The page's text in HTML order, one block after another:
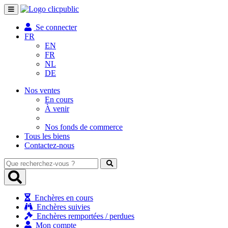
Toggle
navigation
Se connecter
FR
EN
FR
NL
DE
Nos ventes
En cours
À venir
Nos fonds de commerce
Tous les biens
Contactez-nous
Que
recherchez-
vous
Enchères en cours
Enchères suivies
Enchères remportées / perdues
Mon compte